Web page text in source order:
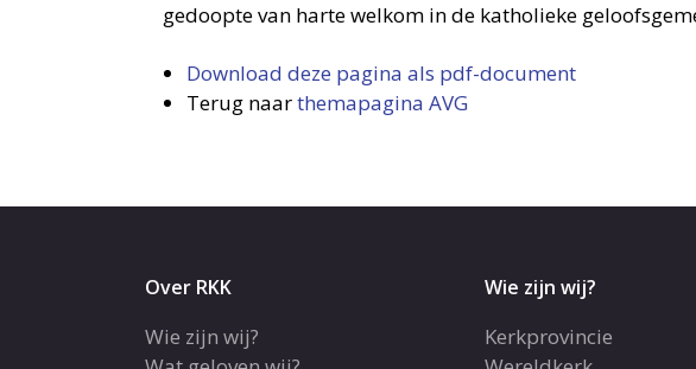
gedoopte van harte welkom in de katholieke
Download deze pagina als pdf-document
Terug naarthemapagina AVG
Over RKK
Wie zijn wij?
Wie zijn wij?
Kerkprovincie